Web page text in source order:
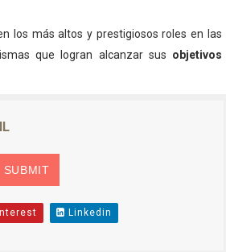
los más altos y prestigiosos roles en las
que logran alcanzar sus objetivos
Linkedin